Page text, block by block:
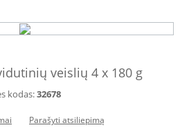
veislių 4 x 180 g
kodas:32678
Parašyti atsiliepimą